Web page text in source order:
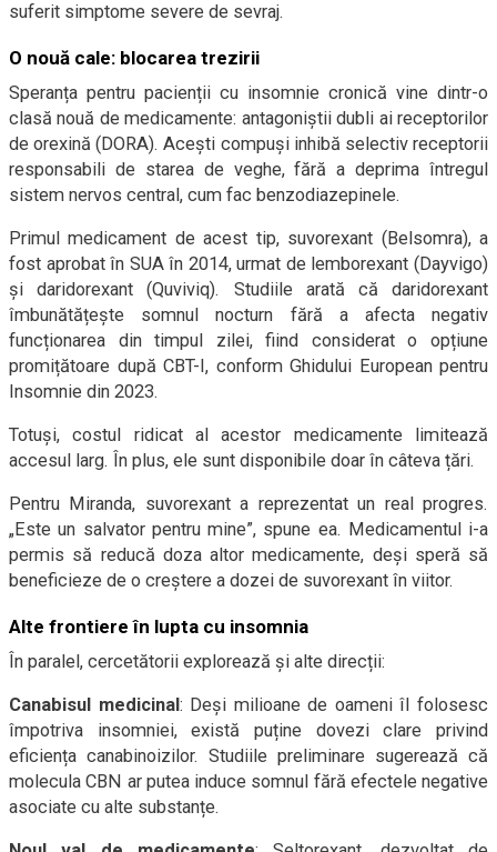
suferit simptome severe de sevraj.
O nouă cale: blocarea trezirii
Speranța pentru pacienții cu insomnie cronică vine dintr-o
clasă nouă de medicamente: antagoniștii dubli ai receptorilor
de orexină (DORA). Acești compuși inhibă selectiv receptorii
responsabili de starea de veghe, fără a deprima întregul
sistem nervos central, cum fac benzodiazepinele.
Primul medicament de acest tip, suvorexant (Belsomra), a
fost aprobat în SUA în 2014, urmat de lemborexant (Dayvigo)
și daridorexant (Quviviq). Studiile arată că daridorexant
îmbunătățește somnul nocturn fără a afecta negativ
funcționarea din timpul zilei, fiind considerat o opțiune
promițătoare după CBT-I, conform Ghidului European pentru
Insomnie din 2023.
Totuși, costul ridicat al acestor medicamente limitează
accesul larg. În plus, ele sunt disponibile doar în câteva țări.
Pentru Miranda, suvorexant a reprezentat un real progres.
„Este un salvator pentru mine”, spune ea. Medicamentul i-a
permis să reducă doza altor medicamente, deși speră să
beneficieze de o creștere a dozei de suvorexant în viitor.
Alte frontiere în lupta cu insomnia
În paralel, cercetătorii explorează și alte direcții:
Canabisul medicinal: Deși milioane de oameni îl folosesc
împotriva insomniei, există puține dovezi clare privind
eficiența canabinoizilor. Studiile preliminare sugerează că
molecula CBN ar putea induce somnul fără efectele negative
asociate cu alte substanțe.